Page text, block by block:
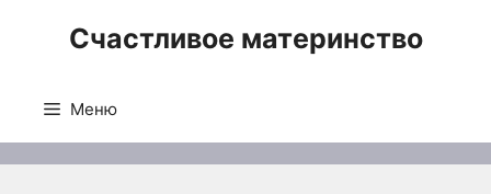
Счастливое материнство
Меню